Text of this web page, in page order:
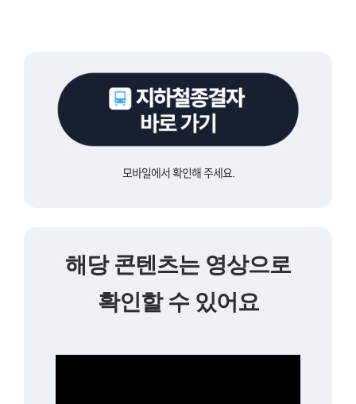
모바일에서 확인해 주세요.
해당 콘텐츠는 영상으로
확인할 수 있어요